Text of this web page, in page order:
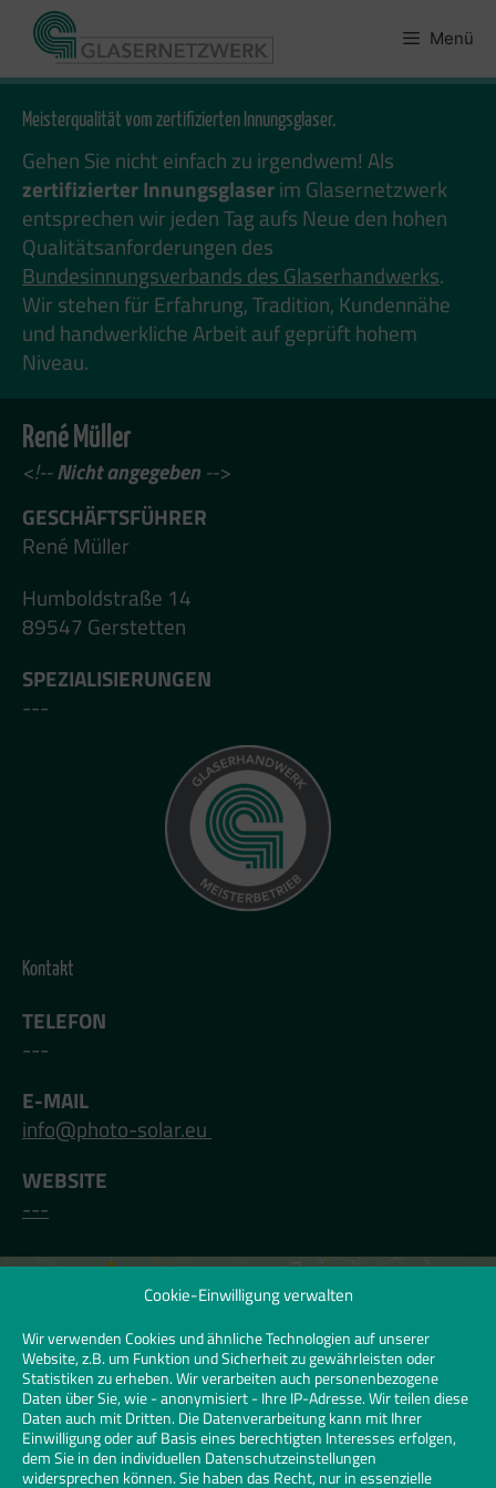
Cookie-Einwilligung verwalten
Wir verwenden Cookies und ähnliche Technologien auf unserer
Website, z.B. um Funktion und Sicherheit zu gewährleisten oder
Statistiken zu erheben. Wir verarbeiten auch personenbezogene
Daten über Sie, wie - anonymisiert - Ihre IP-Adresse. Wir teilen diese
Daten auch mit Dritten. Die Datenverarbeitung kann mit Ihrer
Einwilligung oder auf Basis eines berechtigten Interesses erfolgen,
dem Sie in den individuellen Datenschutzeinstellungen
widersprechen können. Sie haben das Recht, nur in essenzielle
Zum
Inhalt
springen
Menü
Meisterqualität vom zertifizierten Innungsglaser.
Gehen Sie nicht einfach zu irgendwem! Als
zertifizierter Innungsglaserim Glasernetzwerk
entsprechen wir jeden Tag aufs Neue den hohen
Qualitätsanforderungen des
Bundesinnungsverbands des Glaserhandwerks.
Wir stehen für Erfahrung, Tradition, Kundennähe
und handwerkliche Arbeit auf geprüft hohem
Niveau.
René Müller
<!--Nicht angegeben -->
GESCHÄFTSFÜHRER
René Müller
Humboldstraße 14
89547 Gerstetten
SPEZIALISIERUNGEN
---
Kontakt
TELEFON
---
E-MAIL
info@photo-solar.eu
WEBSITE
---
Klicken Sie hier, um Marketing-Cookies zu
akzeptieren und diesen Inhalt zu
aktivieren | Click to accept marketing
cookies and enable this content